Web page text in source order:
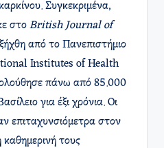
Συγκεκριμένα,
στο British Journal of
από το Πανεπιστήμιο
Institutes of Health
πάνω από 85.000
για έξι χρόνια. Οι
επιταχυνσιόμετρα στον
καθημερινή τους